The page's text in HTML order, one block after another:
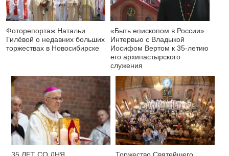
Фоторепортаж Натальи
Гилёвой о недавних больших
торжествах в Новосибирске
«Быть епископом в России».
Интервью с Владыкой
Иосифом Вертом к 35-летию
его архипастырского
служения
35 ЛЕТ СО ДНЯ Торжество Святейшего